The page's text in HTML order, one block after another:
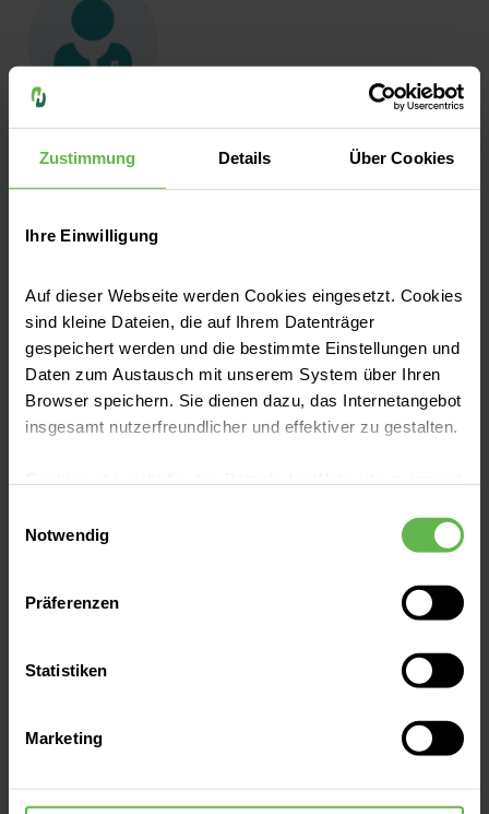
Zustimmung Details Über Cookies
Ihre Einwilligung
Auf dieser Webseite werden Cookies eingesetzt. Cookies
sind kleine Dateien, die auf Ihrem Datenträger
gespeichert werden und die bestimmte Einstellungen und
Daten zum Austausch mit unserem System über Ihren
Browser speichern. Sie dienen dazu, das Internetangebot
insgesamt nutzerfreundlicher und effektiver zu gestalten.
eingesetzt werden.
Es steht Ihnen frei, unsere Seite mit nur den notwendigen
Cookies zu benutzen, eine individuelle Auswahl
oder durch Auswahl von „Alle Cookies akzeptieren“ in die
widerrufen.
Notwendig
Präferenzen
Statistiken
Marketing
Ferman Faris Mohammed
Assistenzarzt
Alessia Muru
Assistenzärztin
Pflegefachkräfte
ERAS Nurse